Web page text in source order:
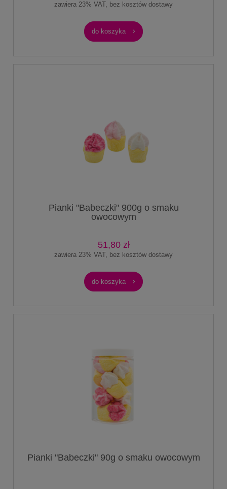
zawiera 23% VAT, bez kosztów dostawy
do koszyka
Pianki "Babeczki" 900g o smaku
owocowym
51,80 zł
zawiera 23% VAT, bez kosztów dostawy
do koszyka
Pianki "Babeczki" 90g o smaku owocowym